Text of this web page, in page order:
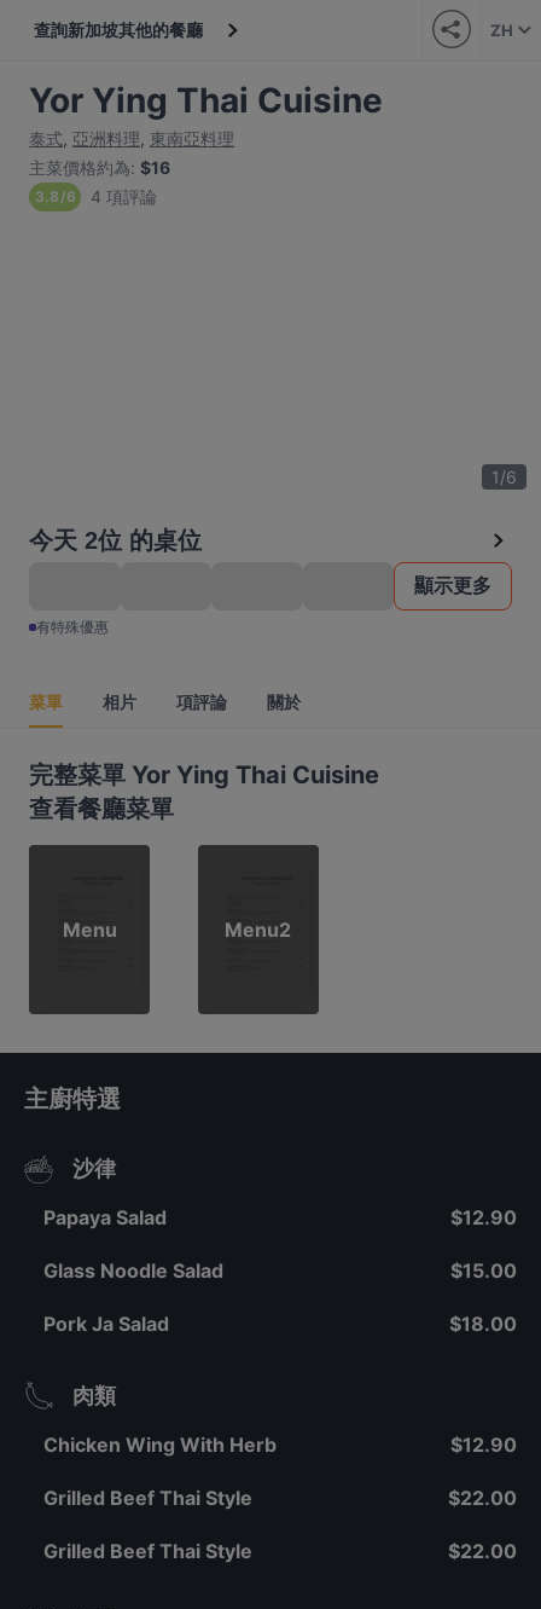
查詢新加坡其他的餐廳 ZH
Yor Ying Thai Cuisine
泰式, 亞洲料理, 東南亞料理
主菜價格約為: $16
3.8 /6 4 項評論
1/6
今天 2位 的桌位
顯示更多
有特殊優惠
菜單 相片 項評論 關於
完整菜單 Yor Ying Thai Cuisine
查看餐廳菜單
Menu Menu2
主廚特選
沙律
Papaya Salad $12.90
Glass Noodle Salad $15.00
Pork Ja Salad $18.00
肉類
Chicken Wing With Herb $12.90
Grilled Beef Thai Style $22.00
Grilled Beef Thai Style $22.00